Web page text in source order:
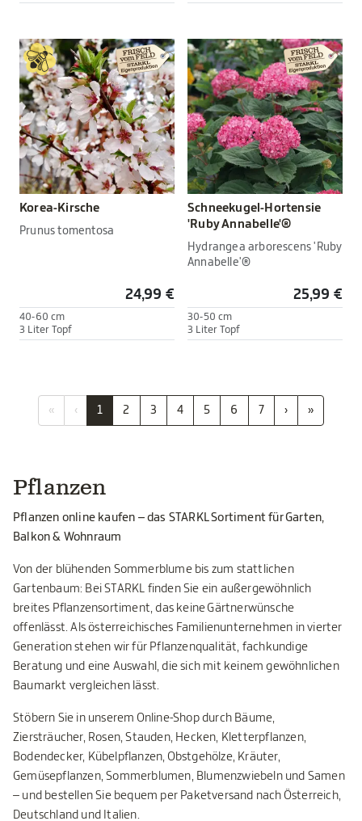
Korea-Kirsche
Prunus tomentosa
24,99 €
40-60 cm
3 Liter Topf
Schneekugel-Hortensie
'Ruby Annabelle'®
Hydrangea arborescens 'Ruby
Annabelle'®
25,99 €
30-50 cm
3 Liter Topf
« ‹ 1 2 3 4 5 6 7 › »
Pflanzen
Pflanzen online kaufen – das STARKL Sortiment für Garten,
Balkon & Wohnraum
Von der blühenden Sommerblume bis zum stattlichen
Gartenbaum: Bei STARKL finden Sie ein außergewöhnlich
breites Pflanzensortiment, das keine Gärtnerwünsche
offenlässt. Als österreichisches Familienunternehmen in vierter
Generation stehen wir für Pflanzenqualität, fachkundige
Beratung und eine Auswahl, die sich mit keinem gewöhnlichen
Baumarkt vergleichen lässt.
Stöbern Sie in unserem Online-Shop durch Bäume,
Ziersträucher, Rosen, Stauden, Hecken, Kletterpflanzen,
Bodendecker, Kübelpflanzen, Obstgehölze, Kräuter,
Gemüsepflanzen, Sommerblumen, Blumenzwiebeln und Samen
– und bestellen Sie bequem per Paketversand nach Österreich,
Deutschland und Italien.